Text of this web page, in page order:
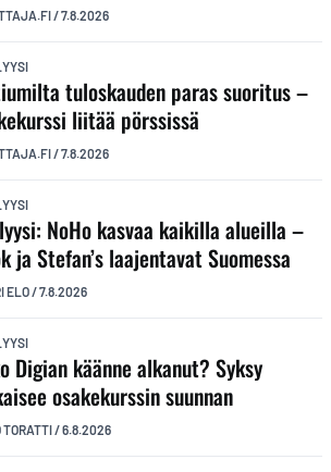
/7.8.2026
tuloskauden paras suoritus –
liitää pörssissä
/7.8.2026
NoHo kasvaa kaikilla alueilla –
ja Stefan’s laajentavat Suomessa
ELO/7.8.2026
Digian käänne alkanut? Syksy
osakekurssin suunnan
/6.8.2026